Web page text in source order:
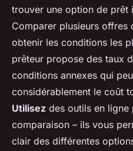
trouver une option de prêt
Comparer plusieurs
obtenir les conditions les
prêteur propose des taux
conditions annexes qui
considérablement le coût
Utilisez des outils en
comparaison – ils vous
clair des différentes